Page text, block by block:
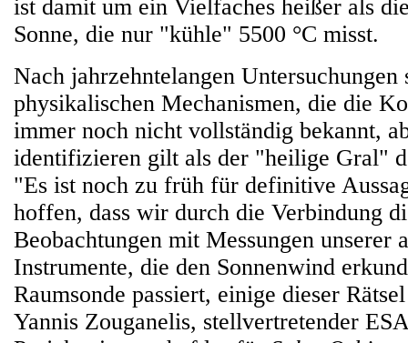
ist damit um ein Vielfaches heißer als
Sonne, die nur "kühle" 5500 °C misst.
Nach jahrzehntelangen Untersuchungen
physikalischen Mechanismen, die die
immer noch nicht vollständig bekannt,
identifizieren gilt als der "heilige Gral"
"Es ist noch zu früh für definitive
hoffen, dass wir durch die Verbindung
Beobachtungen mit Messungen unserer
Instrumente, die den Sonnenwind
Raumsonde passiert, einige dieser
Yannis Zouganelis, stellvertretender